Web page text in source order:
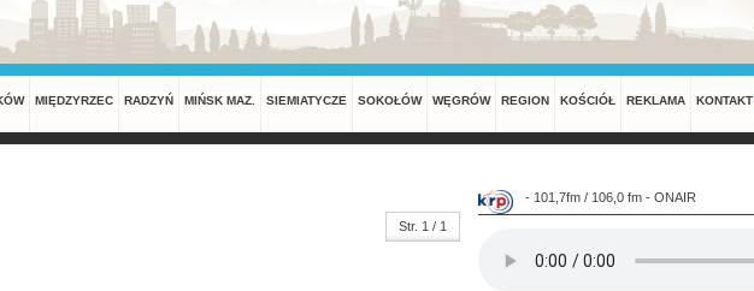
MIĘDZYRZEC RADZYŃ MIŃSK MAZ. SIEMIATYCZE SOKOŁÓW WĘGRÓW REGION KOŚCIÓŁ REKLAMA KONTAKT
Str. 1 / 1
- 101,7fm / 106,0 fm - ONAIR